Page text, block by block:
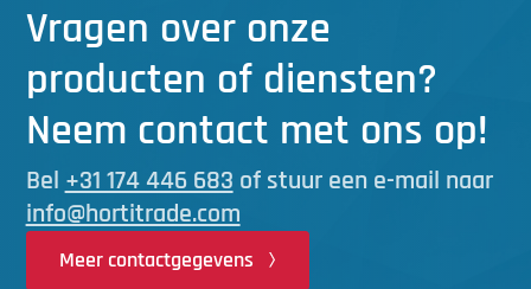
Vragen over onze
producten of diensten?
Neem contact met ons op!
Bel +31 174 446 683 of stuur een e-mail naar
info@hortitrade.com
Meer contactgegevens